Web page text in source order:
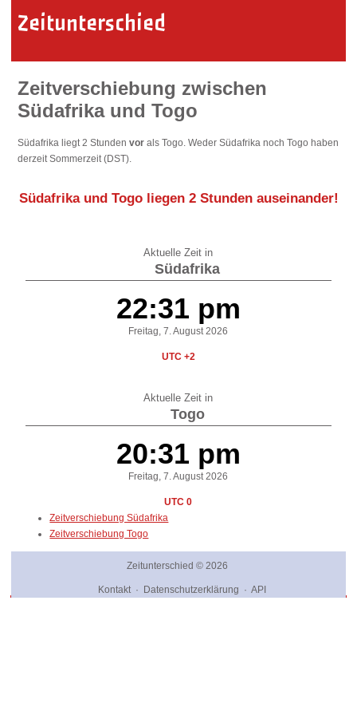
Zeitunterschied
Zeitverschiebung zwischen
Südafrika und Togo
Südafrika liegt 2 Stundenvor als Togo. Weder Südafrika noch Togo haben
derzeit Sommerzeit (DST).
Südafrika und Togo liegen 2 Stunden auseinander!
Aktuelle Zeit in
Südafrika
22:31 pm
Freitag, 7. August 2026
UTC +2
Aktuelle Zeit in
Togo
20:31 pm
Freitag, 7. August 2026
UTC 0
Zeitverschiebung Südafrika
Zeitverschiebung Togo
Zeitunterschied © 2026
Kontakt· Datenschutzerklärung · API